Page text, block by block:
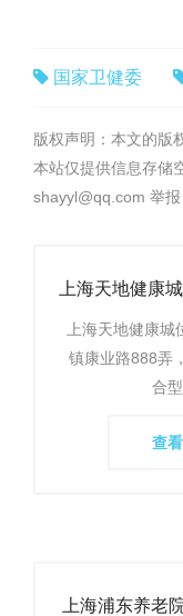
国家卫健委
版权声明：本文的版
本站仅提供信息存储
shayyl@qq.com 举报
上海天地健康
上海天地健康
镇康业路888弄
合
查
上海浦东养老